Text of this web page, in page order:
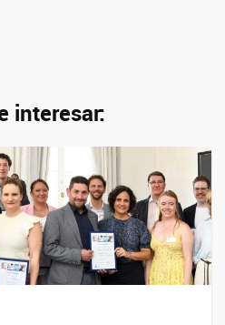
interesar: